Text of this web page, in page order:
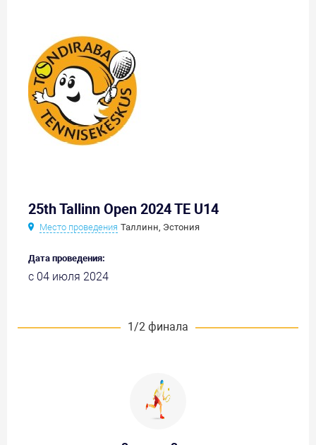
25th Tallinn Open 2024 TE U14
Место проведения Таллинн, Эстония
Дата проведения:
с 04 июля 2024
1/2 финала